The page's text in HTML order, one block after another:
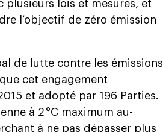
plusieurs lois et mesures, et
l’objectif de zéro émission
de lutte contre les émissions
cet engagement
et adopté par 196 Parties.
à 2 °C maximum au-
à ne pas dépasser plus